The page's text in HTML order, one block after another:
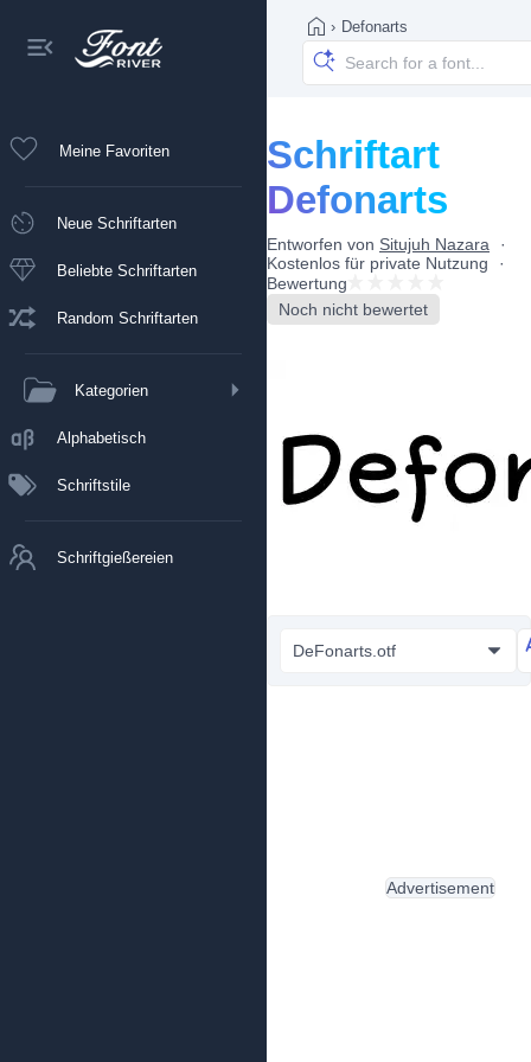
Meine Favoriten
Neue Schriftarten
Beliebte Schriftarten
Random Schriftarten
Kategorien
Alphabetisch
Schriftstile
Schriftgießereien
› Defonarts
Schriftart
Defonarts
Entworfen von Situjuh Nazara
Kostenlos für private Nutzung
Bewertung
Noch nicht bewertet
DeFonarts.otf
Advertisement